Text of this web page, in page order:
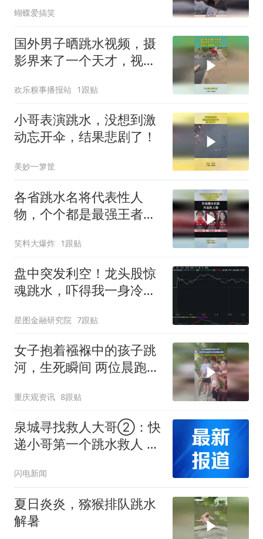
蝴蝶爱搞笑
国外男子晒跳水视频，摄
影界来了一个天才，视觉
欢乐糗事播报站 1跟贴
小哥表演跳水，没想到激
动忘开伞，结果悲剧了！
美妙一箩筐
各省跳水名将代表性人
物，个个都是最强王者，
笑料大爆炸 1跟贴
盘中突发利空！龙头股惊
魂跳水，吓得我一身冷
星图金融研究院 7跟贴
女子抱着襁褓中的孩子跳
河，生死瞬间 两位晨跑大
友:她一定是受到了很多，
难以诉说的委屈
重庆观资讯 8跟贴
泉城寻找救人大哥②：快
递小哥第一个跳水救人 妈
闪电新闻
夏日炎炎，猕猴排队跳水
解暑